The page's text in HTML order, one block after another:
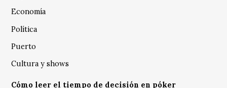
Economía
Política
Puerto
Cultura y shows
Cómo leer el tiempo de decisión en póker